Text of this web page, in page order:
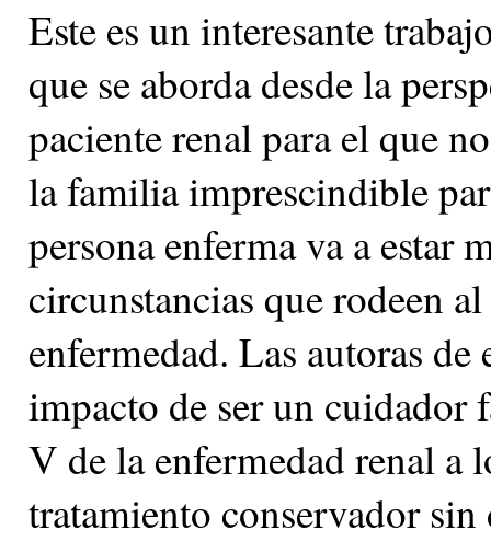
Este es un interesante
que se aborda desde la
paciente renal para el que
la familia imprescindible
persona enferma va a estar
circunstancias que rodeen
enfermedad. Las autoras
impacto de ser un cuidador
V de la enfermedad renal a
tratamiento conservador